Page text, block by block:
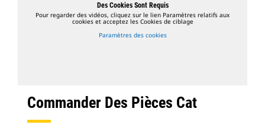
Commander Des Pièces Cat
Des Cookies Sont Requis
Pour regarder des vidéos, cliquez sur le lien Paramètres relatifs aux
cookies et acceptez les Cookies de ciblage
Paramètres des cookies